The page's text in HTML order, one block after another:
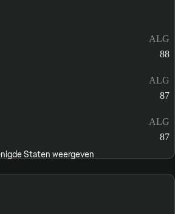
ALG
88
ALG
87
ALG
87
Staten weergeven